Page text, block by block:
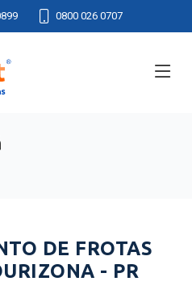
0800 026 0707
DE FROTAS
- PR